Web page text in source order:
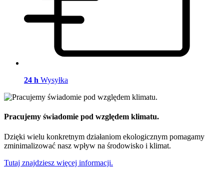
24 h Wysyłka
Pracujemy świadomie pod względem klimatu.
Dzięki wielu konkretnym działaniom ekologicznym pomagamy
zminimalizować nasz wpływ na środowisko i klimat.
Tutaj znajdziesz więcej informacji.